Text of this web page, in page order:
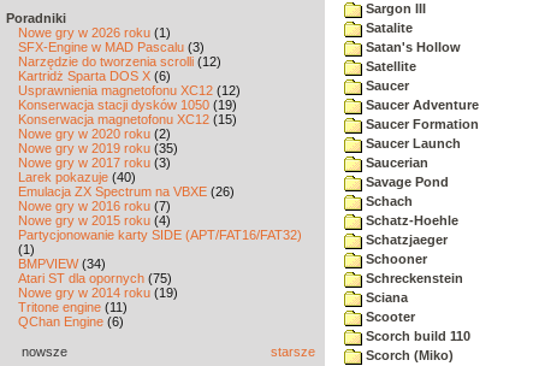
Poradniki
Nowe gry w 2026 roku (1)
SFX-Engine w MAD Pascalu (3)
Narzędzie do tworzenia scrolli (12)
Kartridż Sparta DOS X (6)
Usprawnienia magnetofonu XC12 (12)
Konserwacja stacji dysków 1050 (19)
Konserwacja magnetofonu XC12 (15)
Nowe gry w 2020 roku (2)
Nowe gry w 2019 roku (35)
Nowe gry w 2017 roku (3)
Larek pokazuje (40)
Emulacja ZX Spectrum na VBXE (26)
Nowe gry w 2016 roku (7)
Nowe gry w 2015 roku (4)
Partycjonowanie karty SIDE (APT/FAT16/FAT32)
(1)
BMPVIEW(34)
Atari ST dla opornych (75)
Nowe gry w 2014 roku (19)
Tritone engine (11)
QChan Engine (6)
nowsze starsze
Sargon III
Satalite
Satan's Hollow
Satellite
Saucer
Saucer Adventure
Saucer Formation
Saucer Launch
Saucerian
Savage Pond
Schach
Schatz-Hoehle
Schatzjaeger
Schooner
Schreckenstein
Sciana
Scooter
Scorch build 110
Scorch (Miko)